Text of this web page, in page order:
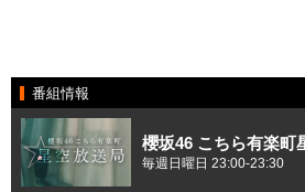
番組情報
櫻坂46 こちら有楽町
毎週日曜日 23:00-23:30